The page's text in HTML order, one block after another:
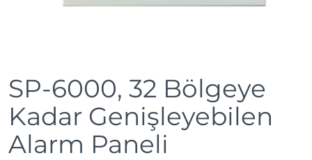
SP-6000, 32 Bölgeye
Kadar Genişleyebilen
Alarm Paneli